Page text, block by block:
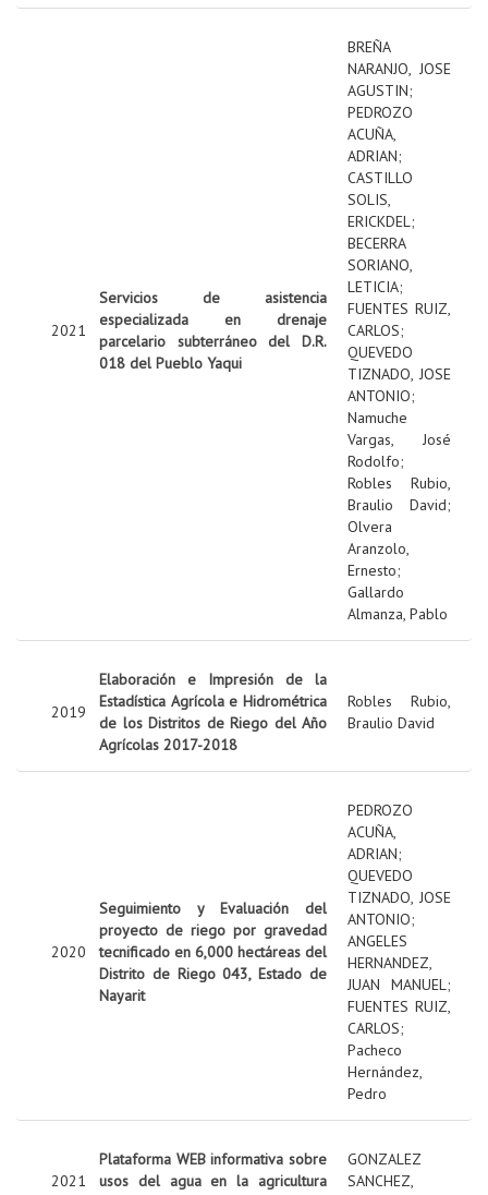
2021
Servicios de asistencia
especializada en drenaje
parcelario subterráneo del D.R.
018 del Pueblo Yaqui
BREÑA
NARANJO, JOSE
AGUSTIN;
PEDROZO
ACUÑA,
ADRIAN;
CASTILLO
SOLIS,
ERICKDEL;
BECERRA
SORIANO,
LETICIA;
FUENTES RUIZ,
CARLOS;
QUEVEDO
TIZNADO, JOSE
ANTONIO;
Namuche
Vargas, José
Rodolfo;
Robles Rubio,
Braulio David;
Olvera
Aranzolo,
Ernesto;
Gallardo
Almanza, Pablo
2019
Elaboración e Impresión de la
Estadística Agrícola e Hidrométrica
de los Distritos de Riego del Año
Agrícolas 2017-2018
Robles Rubio,
Braulio David
2020
Seguimiento y Evaluación del
proyecto de riego por gravedad
tecnificado en 6,000 hectáreas del
Distrito de Riego 043, Estado de
Nayarit
PEDROZO
ACUÑA,
ADRIAN;
QUEVEDO
TIZNADO, JOSE
ANTONIO;
ANGELES
HERNANDEZ,
JUAN MANUEL;
FUENTES RUIZ,
CARLOS;
Pacheco
Hernández,
Pedro
2021
Plataforma WEB informativa sobre
usos del agua en la agricultura
GONZALEZ
SANCHEZ,